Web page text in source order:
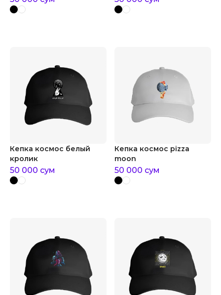
Кепка космос белый
кролик
50 000 сум
Кепка космос pizza
moon
50 000 сум